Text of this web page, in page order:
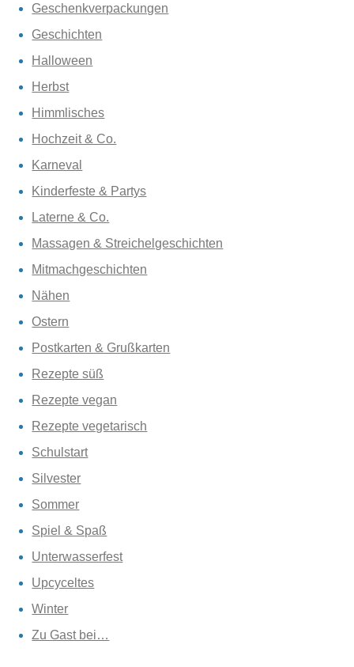
Geschenkverpackungen
Geschichten
Halloween
Herbst
Himmlisches
Hochzeit & Co.
Karneval
Kinderfeste & Partys
Laterne & Co.
Massagen & Streichelgeschichten
Mitmachgeschichten
Nähen
Ostern
Postkarten & Grußkarten
Rezepte süß
Rezepte vegan
Rezepte vegetarisch
Schulstart
Silvester
Sommer
Spiel & Spaß
Unterwasserfest
Upcyceltes
Winter
Zu Gast bei…